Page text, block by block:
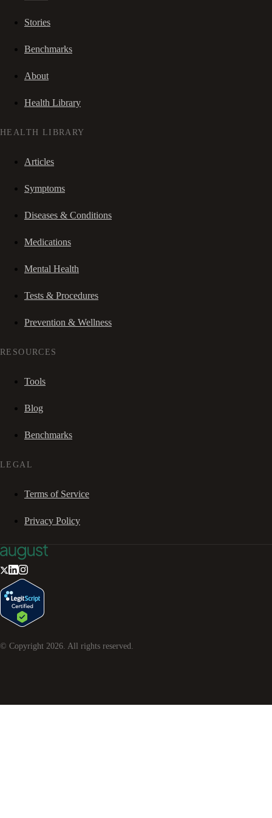
Stories
Benchmarks
About
Health Library
HEALTH LIBRARY
Articles
Symptoms
Diseases & Conditions
Medications
Mental Health
Tests & Procedures
Prevention & Wellness
RESOURCES
Tools
Blog
Benchmarks
LEGAL
Terms of Service
Privacy Policy
© Copyright 2026 . All rights reserved.